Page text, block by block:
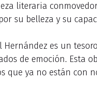
literaria
su belleza y su
Hernández es un
de emoción. Esta
que ya no están con